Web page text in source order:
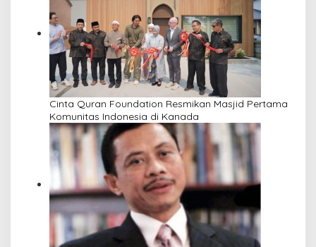
Cinta Quran Foundation Resmikan Masjid Pertama
Komunitas Indonesia di Kanada